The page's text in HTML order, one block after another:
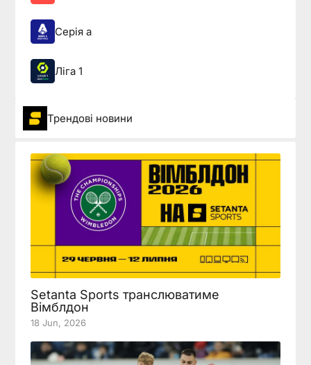
Серія а
Ліга 1
Трендові новини
Setanta Sports транслюватиме
Вімблдон
18 Jun, 2026